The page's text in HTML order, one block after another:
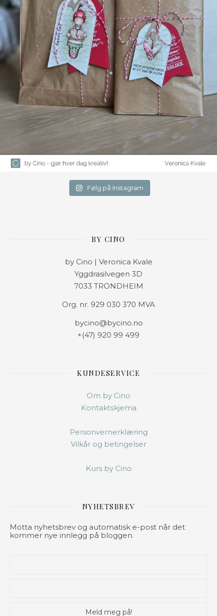
Følg på Instagram
BY CINO
by Cino | Veronica Kvale
Yggdrasilvegen 3D
7033 TRONDHEIM
Org. nr. 929 030 370 MVA
bycino@bycino.no
+(47) 920 99 499
KUNDESERVICE
Om by Cino
Kontaktskjema
Personvernerklæring
Vilkår og betingelser
Kurs by Cino
NYHETSBREV
Motta nyhetsbrev og automatisk e-post når det
kommer nye innlegg på bloggen.